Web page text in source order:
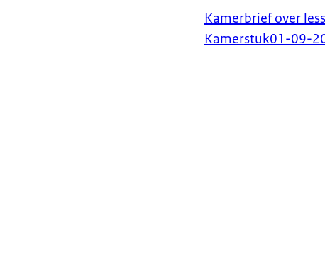
Kamerbrief over
Kamerstuk01-09-